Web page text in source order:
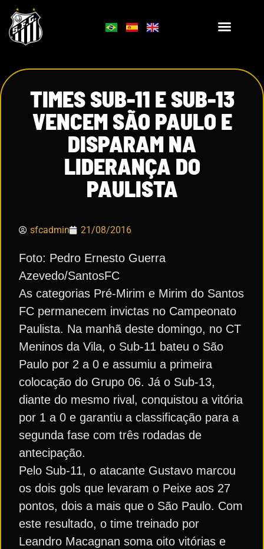
TIMES SUB-11 E SUB-13
VENCEM SÃO PAULO E
DISPARAM NA
LIDERANÇA DO
PAULISTA
sfcadmin 21/08/2016
Foto: Pedro Ernesto Guerra
Azevedo/SantosFC
As categorias Pré-Mirim e Mirim do Santos
FC permanecem invictas no Campeonato
Paulista. Na manhã deste domingo, no CT
Meninos da Vila, o Sub-11 bateu o São
Paulo por 2 a 0 e assumiu a primeira
colocação do Grupo 06. Já o Sub-13,
diante do mesmo rival, conquistou a vitória
por 1 a 0 e garantiu a classificação para a
segunda fase com três rodadas de
antecipação.
Pelo Sub-11, o atacante Gustavo marcou
os dois gols que levaram o Peixe aos 27
pontos, dois a mais que o São Paulo. Com
este resultado, o time treinado por
Leandro Macagnan soma oito vitórias e